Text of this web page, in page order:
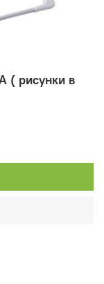
( рисунки в